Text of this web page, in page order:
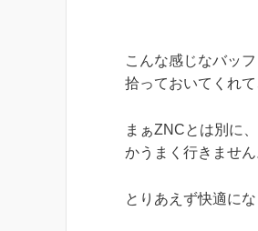
こんな感じなバッ
拾っておいてくれ
まぁZNCとは別に
かうまく行きませ
とりあえず快適に